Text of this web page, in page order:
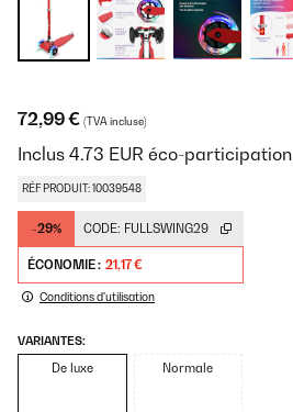
72,99 € (TVA incluse)
Inclus 4.73 EUR éco-participation
RÉF PRODUIT: 10039548
-29% CODE: FULLSWING29
ÉCONOMIE : 21,17 €
Conditions d'utilisation
VARIANTES:
De luxe Normale